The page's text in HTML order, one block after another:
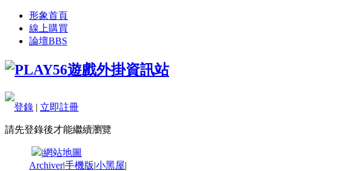
形象首頁
線上購買
論壇BBS
登錄 | 立即註冊
請先登錄後才能繼續瀏覽
|網站地圖
Archiver|手機版|小黑屋|